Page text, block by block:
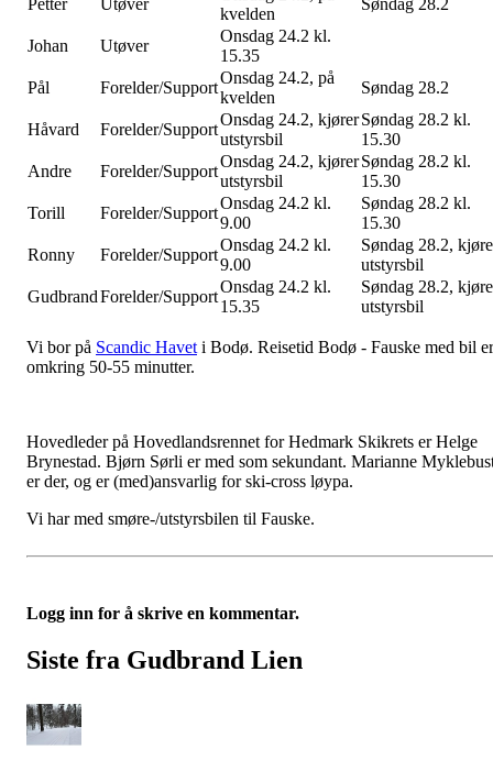
Petter
Utøver
kvelden
Søndag 28.2
Johan Utøver
Onsdag 24.2 kl.
15.35
Pål
Forelder/Support
Onsdag 24.2, på
kvelden
Søndag 28.2
Håvard Forelder/Support
Onsdag 24.2, kjører
utstyrsbil
Søndag 28.2 kl.
15.30
Andre
Forelder/Support
Onsdag 24.2, kjører
utstyrsbil
Søndag 28.2 kl.
15.30
Torill
Forelder/Support
Onsdag 24.2 kl.
9.00
Søndag 28.2 kl.
15.30
Ronny
Forelder/Support
Onsdag 24.2 kl.
9.00
Søndag 28.2,
utstyrsbil
GudbrandForelder/Support
Onsdag 24.2 kl.
15.35
Søndag 28.2,
utstyrsbil
Vi bor på Scandic Haveti Bodø. Reisetid Bodø - Fauske med bil er
omkring 50-55 minutter.
Hovedleder på Hovedlandsrennet for Hedmark Skikrets er Helge
Brynestad. Bjørn Sørli er med som sekundant. Marianne
er der, og er (med)ansvarlig for ski-cross løypa.
Vi har med smøre-/utstyrsbilen til Fauske.
Logg inn for å skrive en kommentar.
Siste fra Gudbrand Lien